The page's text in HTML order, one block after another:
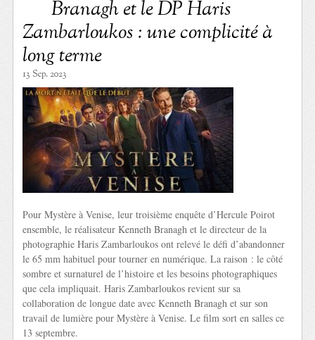
Branagh et le DP Haris
Zambarloukos : une complicité à
long terme
13 Sep. 2023
Pour Mystère à Venise, leur troisième enquête d’Hercule Poirot
ensemble, le réalisateur Kenneth Branagh et le directeur de la
photographie Haris Zambarloukos ont relevé le défi d’abandonner
le 65 mm habituel pour tourner en numérique. La raison : le côté
sombre et surnaturel de l’histoire et les besoins photographiques
que cela impliquait. Haris Zambarloukos revient sur sa
collaboration de longue date avec Kenneth Branagh et sur son
travail de lumière pour Mystère à Venise. Le film sort en salles ce
13 septembre.